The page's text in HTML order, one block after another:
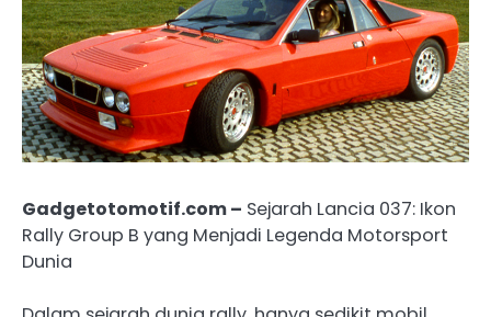
Gadgetotomotif.com – Sejarah Lancia 037: Ikon
Rally Group B yang Menjadi Legenda Motorsport
Dunia